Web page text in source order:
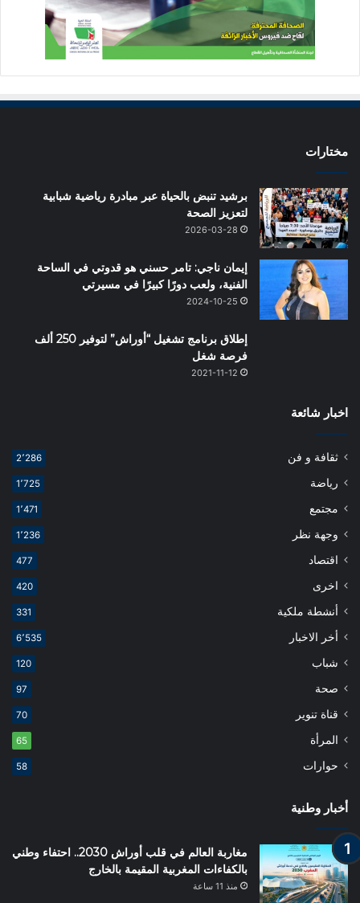
مختارات
برشيد تنبض بالحياة عبر مبادرة رياضية شبابية
لتعزيز الصحة
2026-03-28
إيمان ناجي: تامر حسني هو قدوتي في الساحة
الفنية، ولعب دورًا كبيرًا في مسيرتي
2024-10-25
إطلاق برنامج تشغيل “أوراش” لتوفير 250 ألف
فرصة شغل
2021-11-12
اخبار شائعة
ثقافة و فن 2٬286
رياضة 1٬725
مجتمع 1٬471
وجهة نظر 1٬236
اقتصاد 477
اخرى 420
أنشطة ملكية 331
أخر الاخبار 6٬535
شباب 120
صحة 97
قناة تنوير 70
المرأة 65
حوارات 58
أخبار وطنية
مغاربة العالم في قلب أوراش 2030.. احتفاء وطني
بالكفاءات المغربية المقيمة بالخارج
منذ 11 ساعة